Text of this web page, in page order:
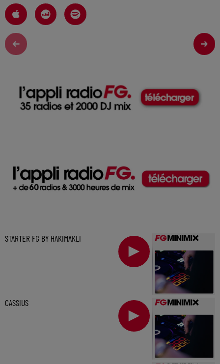
STARTER FG BY HAKIMAKLI
CASSIUS